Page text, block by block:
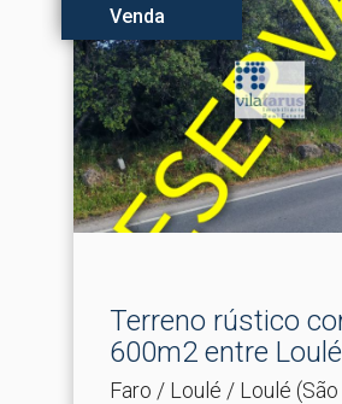
Venda
Terreno rústico
600m2 entre Loulé
Faro / Loulé / Loulé (São